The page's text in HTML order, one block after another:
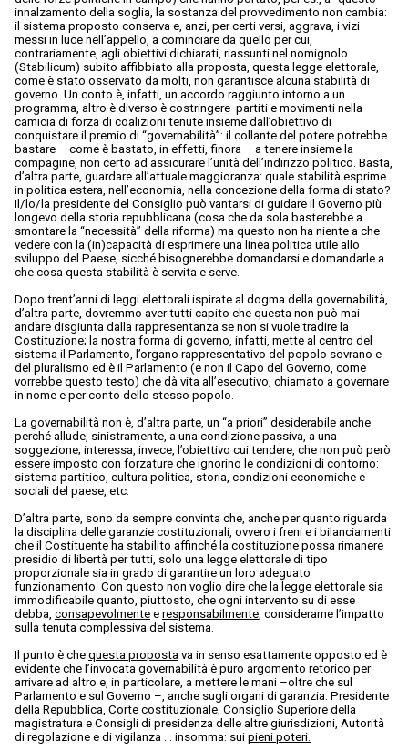
innalzamento della soglia, la sostanza del provvedimento non cambia:
il sistema proposto conserva e, anzi, per certi versi, aggrava, i vizi
messi in luce nell’appello, a cominciare da quello per cui,
contrariamente, agli obiettivi dichiarati, riassunti nel nomignolo
(Stabilicum) subito affibbiato alla proposta, questa legge elettorale,
come è stato osservato da molti, non garantisce alcuna stabilità di
governo. Un conto è, infatti, un accordo raggiunto intorno a un
programma, altro è diverso è costringere partiti e movimenti nella
camicia di forza di coalizioni tenute insieme dall’obiettivo di
conquistare il premio di “governabilità”: il collante del potere potrebbe
bastare – come è bastato, in effetti, finora – a tenere insieme la
compagine, non certo ad assicurare l’unità dell’indirizzo politico. Basta,
d’altra parte, guardare all’attuale maggioranza: quale stabilità esprime
in politica estera, nell’economia, nella concezione della forma di stato?
Il/lo/la presidente del Consiglio può vantarsi di guidare il Governo più
longevo della storia repubblicana (cosa che da sola basterebbe a
smontare la “necessità” della riforma) ma questo non ha niente a che
vedere con la (in)capacità di esprimere una linea politica utile allo
sviluppo del Paese, sicché bisognerebbe domandarsi e domandarle a
che cosa questa stabilità è servita e serve.
Dopo trent’anni di leggi elettorali ispirate al dogma della governabilità,
d’altra parte, dovremmo aver tutti capito che questa non può mai
andare disgiunta dalla rappresentanza se non si vuole tradire la
Costituzione; la nostra forma di governo, infatti, mette al centro del
sistema il Parlamento, l’organo rappresentativo del popolo sovrano e
del pluralismo ed è il Parlamento (e non il Capo del Governo, come
vorrebbe questo testo) che dà vita all’esecutivo, chiamato a governare
in nome e per conto dello stesso popolo.
La governabilità non è, d’altra parte, un “a priori” desiderabile anche
perché allude, sinistramente, a una condizione passiva, a una
soggezione; interessa, invece, l’obiettivo cui tendere, che non può però
essere imposto con forzature che ignorino le condizioni di contorno:
sistema partitico, cultura politica, storia, condizioni economiche e
sociali del paese, etc.
D’altra parte, sono da sempre convinta che, anche per quanto riguarda
la disciplina delle garanzie costituzionali, ovvero i freni e i bilanciamenti
che il Costituente ha stabilito affinché la costituzione possa rimanere
presidio di libertà per tutti, solo una legge elettorale di tipo
proporzionale sia in grado di garantire un loro adeguato
funzionamento. Con questo non voglio dire che la legge elettorale sia
immodificabile quanto, piuttosto, che ogni intervento su di esse
debba, consapevolmente e responsabilmente, considerarne l’impatto
sulla tenuta complessiva del sistema.
Il punto è che questa proposta va in senso esattamente opposto ed è
evidente che l’invocata governabilità è puro argomento retorico per
arrivare ad altro e, in particolare, a mettere le mani –oltre che sul
Parlamento e sul Governo –, anche sugli organi di garanzia: Presidente
della Repubblica, Corte costituzionale, Consiglio Superiore della
magistratura e Consigli di presidenza delle altre giurisdizioni, Autorità
di regolazione e di vigilanza … insomma: sui pieni poteri.